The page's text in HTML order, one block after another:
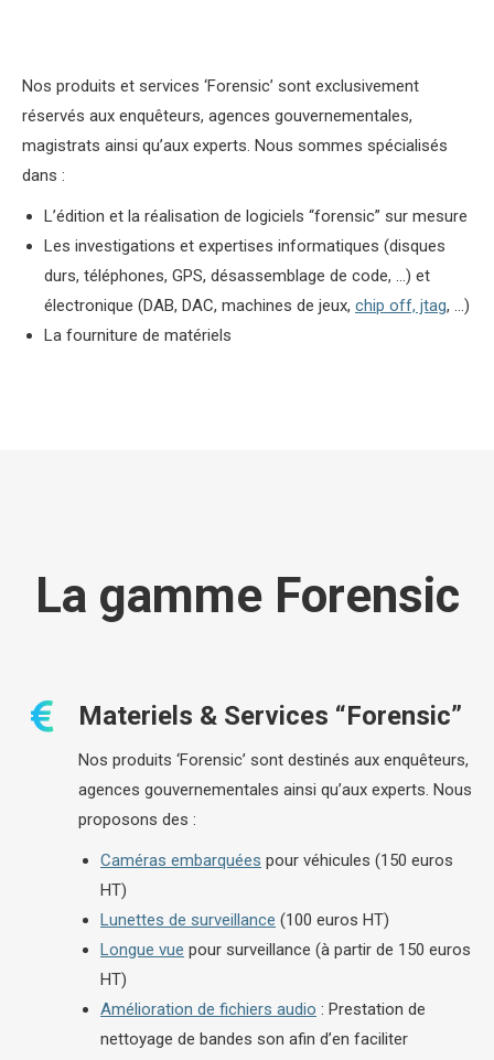
Nos produits et services ‘Forensic’ sont exclusivement
réservés aux enquêteurs, agences gouvernementales,
magistrats ainsi qu’aux experts. Nous sommes spécialisés
dans :
L’édition et la réalisation de logiciels “forensic” sur mesure
Les investigations et expertises informatiques (disques
durs, téléphones, GPS, désassemblage de code, …) et
électronique (DAB, DAC, machines de jeux, chip off, jtag, …)
La fourniture de matériels
La gamme Forensic
Materiels & Services “Forensic”
Nos produits ‘Forensic’ sont destinés aux enquêteurs,
agences gouvernementales ainsi qu’aux experts. Nous
proposons des :
Caméras embarquées pour véhicules (150 euros
HT)
Lunettes de surveillance (100 euros HT)
Longue vue pour surveillance (à partir de 150 euros
HT)
Amélioration de fichiers audio : Prestation de
nettoyage de bandes son afin d’en faciliter